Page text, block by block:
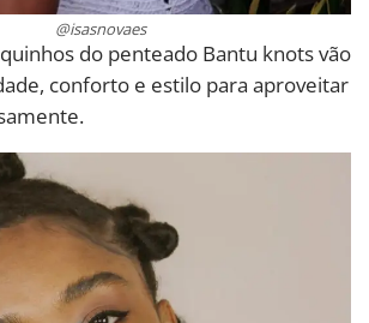
@isasnovaes
do penteado Bantu knots vão
conforto e estilo para aproveitar